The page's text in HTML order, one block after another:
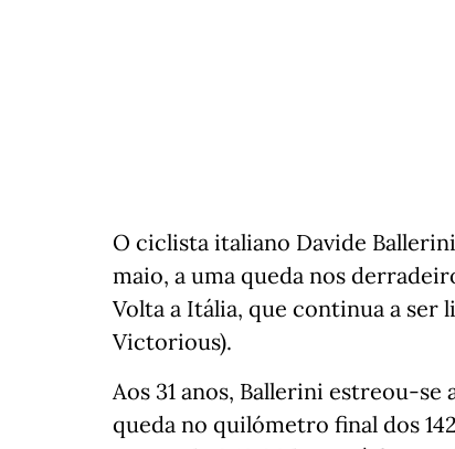
O ciclista italiano Davide
maio, a uma queda nos
Volta a Itália, que continua a ser
Victorious).
Aos 31 anos, Ballerini estreou-
queda no quilómetro final dos